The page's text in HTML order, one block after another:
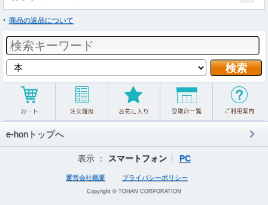
商品の返品について
e-honトップへ
表示 ： スマートフォン PC
運営会社概要 プライバシーポリシー
Copyright © TOHAN CORPORATION